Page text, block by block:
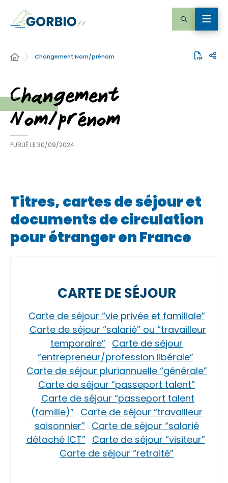
Changement Nom/prénom
Changement
Nom/prénom
PUBLIÉ LE30/09/2024
Titres, cartes de séjour et
documents de circulation
pour étranger en France
CARTE DE SÉJOUR
Carte de séjour “vie privée et familiale”
Carte de séjour “salarié” ou “travailleur
temporaire” Carte de séjour
“entrepreneur/profession libérale”
Carte de séjour pluriannuelle “générale”
Carte de séjour “passeport talent”
Carte de séjour “passeport talent
(famille)” Carte de séjour “travailleur
saisonnier” Carte de séjour “salarié
détaché ICT” Carte de séjour “visiteur”
Carte de séjour “retraité”